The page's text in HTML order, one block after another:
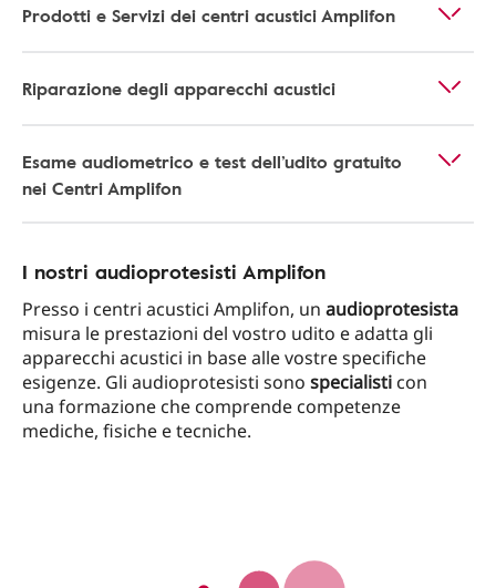
Prodotti e Servizi dei centri acustici Amplifon
Riparazione degli apparecchi acustici
Esame audiometrico e test dell’udito gratuito
nei Centri Amplifon
I nostri audioprotesisti Amplifon
Presso i centri acustici Amplifon, un audioprotesista
misura le prestazioni del vostro udito e adatta gli
apparecchi acustici in base alle vostre specifiche
esigenze. Gli audioprotesisti sono specialisti con
una formazione che comprende competenze
mediche, fisiche e tecniche.